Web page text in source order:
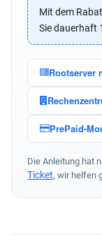
Mit dem
Sie dauerhaft
Rootserver
PrePaid-
Die Anleitung hat
Ticket, wir helfen